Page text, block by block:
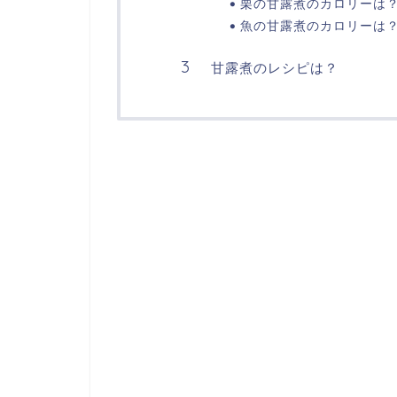
栗の甘露煮のカロリーは
魚の甘露煮のカロリーは
甘露煮のレシピは？